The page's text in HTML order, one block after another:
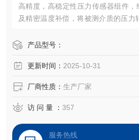
高精度，高稳定性压力传感器组件，
及精密温度补偿，将被测介质的压力
感器、封装技术以及*的装配工艺确保
产品型号：
更新时间： 2025-10-31
厂商性质： 生产厂家
访 问 量 ： 357
服务热线